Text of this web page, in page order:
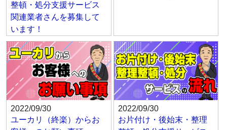
整頓・処分支援サービス
関連業者さんを募集して
います！
2022/09/30
ユーカリ（終楽）からお
2022/09/30
お片付け・後始末・整理